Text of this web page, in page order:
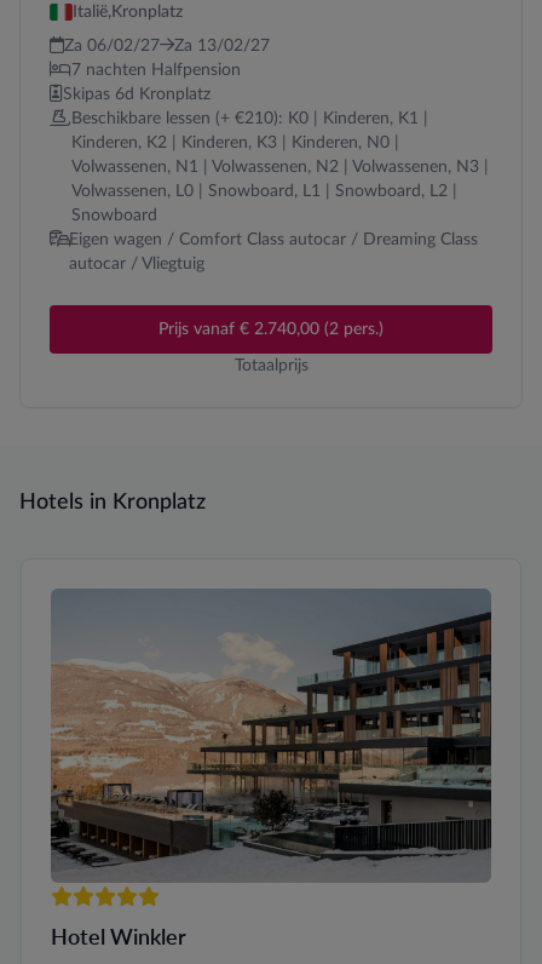
Italië,Kronplatz
Za 06/02/27
Za 13/02/27
7 nachten Halfpension
Skipas 6d Kronplatz
Beschikbare lessen (+ €210): K0 | Kinderen, K1 |
Kinderen, K2 | Kinderen, K3 | Kinderen, N0 |
Volwassenen, N1 | Volwassenen, N2 | Volwassenen, N3 |
Volwassenen, L0 | Snowboard, L1 | Snowboard, L2 |
Snowboard
Eigen wagen / Comfort Class autocar / Dreaming Class
autocar / Vliegtuig
Prijs vanaf € 2.740,00 (2 pers.)
Totaalprijs
Hotels in Kronplatz
5 sterren
Hotel Winkler